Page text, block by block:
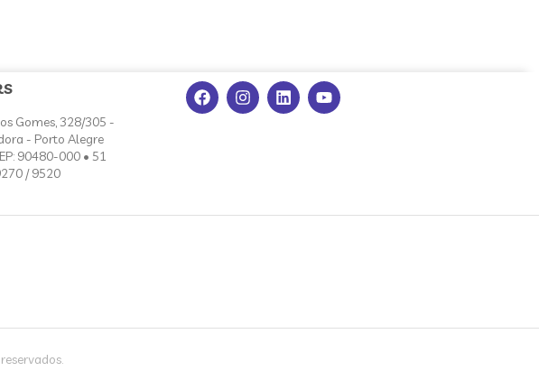
Gomes, 328/305 -
- Porto Alegre
90480-000 • 51
/ 9520